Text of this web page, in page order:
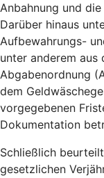
Anbahnung und
Darüber hinaus
Aufbewahrungs-
unter anderem aus
Abgabenordnung
dem
vorgegebenen
Dokumentation
Schließlich
gesetzlichen